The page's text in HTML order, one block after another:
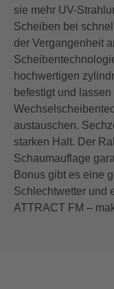
sie mehr UV-
Scheiben bei
der Vergangenheit
hochwertigen
befestigt und
austauschen.
starken Halt. Der
Schaumauflage
Bonus gibt es eine
Schlechtwetter und
ATTRACT FM –